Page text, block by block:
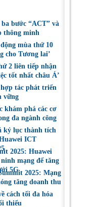
bước “ACT” và
thông minh
mùa thứ 10
cho Tương lai’
2 liên tiếp nhận
tốt nhất châu Á’
tác phát triển
vững
khám phá các cơ
đa ngành công
kỷ lục thành tích
ICT
2025: Huawei
mạng để tăng
5G
2025: Mạng
tăng doanh thu
cách tối đa hóa
thiểu